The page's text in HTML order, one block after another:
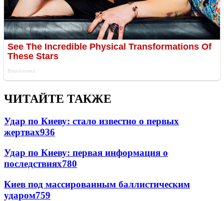
ЧИТАЙТЕ ТАКЖЕ
Удар по Киеву: стало известно о первых
жертвах936
Удар по Киеву: первая информация о
последствиях780
Киев под массированным баллистическим
ударом759